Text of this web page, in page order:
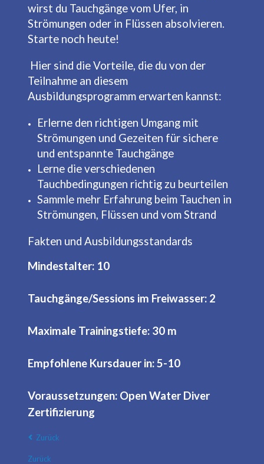
wirst du Tauchgänge vom Ufer, in
Strömungen oder in Flüssen absolvieren.
Starte noch heute!
Hier sind die Vorteile, die du von der
Teilnahme an diesem
Ausbildungsprogramm erwarten kannst:
Erlerne den richtigen Umgang mit
Strömungen und Gezeiten für sichere
und entspannte Tauchgänge
Lerne die verschiedenen
Tauchbedingungen richtig zu beurteilen
Sammle mehr Erfahrung beim Tauchen in
Strömungen, Flüssen und vom Strand
Fakten und Ausbildungsstandards
Mindestalter: 10
Tauchgänge/Sessions im Freiwasser: 2
Maximale Trainingstiefe: 30 m
Empfohlene Kursdauer in: 5-10
Voraussetzungen: Open Water Diver
Zertifizierung
Zurück
Zurück